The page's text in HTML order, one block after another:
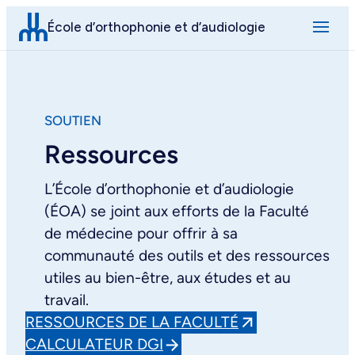
Aller
au
École d’orthophonie et d’audiologie
SOUTIEN
Ressources
L’École d’orthophonie et d’audiologie
(ÉOA) se joint aux efforts de la Faculté
de médecine pour offrir à sa
communauté des outils et des ressources
utiles au bien-être, aux études et au
travail.
RESSOURCES DE LA FACULTÉ
CALCULATEUR DGI